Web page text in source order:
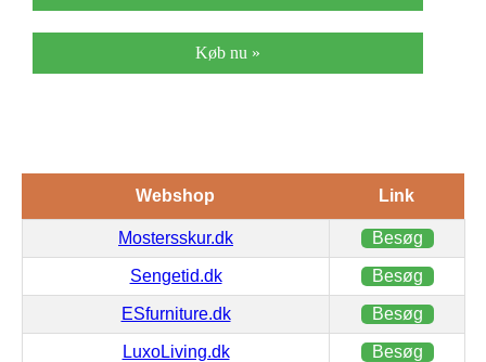
Køb nu »
Webshop Link
Mostersskur.dk Besøg
Sengetid.dk Besøg
ESfurniture.dk Besøg
LuxoLiving.dk Besøg